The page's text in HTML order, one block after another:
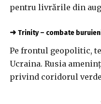
pentru livrările din
➜ Trinity – combate
Pe frontul geopolitic,
Ucraina. Rusia
privind coridorul